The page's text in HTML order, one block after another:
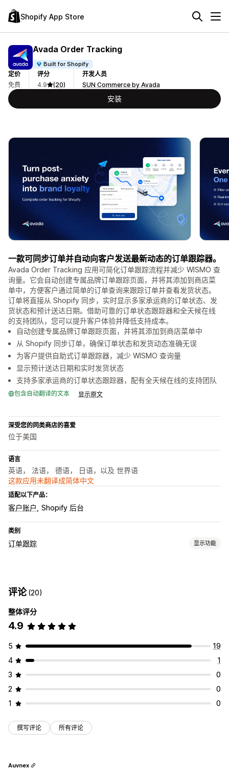
Shopify App Store
Avada Order Tracking
Built for Shopify
定价
免费
评分
4.9
(20)
开发人员
SUN Commerce by Avada
安装
一款可同步订单并自动向客户发送最新动态的订单跟踪器。
Avada Order Tracking 应用可简化订单跟踪流程并减少 WISMO 查
询量。它会自动创建专属品牌订单跟踪页面，并将其添加到商店菜
单中，方便客户通过简单的订单查询来跟踪订单并查看发货状态。
订单将直接从 Shopify 同步，实时显示多家承运商的订单状态、发
货状态和预计送达日期。借助可靠的订单状态跟踪器和全天候在线
的支持团队，您可以提升客户体验并降低支持成本。
自动创建专属品牌订单跟踪页面，并将其添加到商店菜单中
从 Shopify 同步订单，确保订单状态和发货动态准确无误
为客户提供自助式订单跟踪器，减少 WISMO 查询量
显示预计送达日期和实时发货状态
支持多家承运商的订单状态跟踪器，配有全天候在线的支持团队
包含自动翻译的文本 显示原文
深受您的同类商店的喜爱
位于美国
语言
英语， 法语， 德语， 日语，以及 世界语
这款应用未翻译成简体中文
适配以下产品：
客户账户 Shopify 后台
类别
订单跟踪 显示功能
评论(20)
整体评分
4.9
5
19
4
1
3
0
2
0
1
0
撰写评论 所有评论
Auvnex